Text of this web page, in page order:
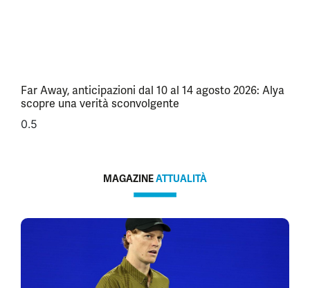
Far Away, anticipazioni dal 10 al 14 agosto 2026: Alya
scopre una verità sconvolgente
MAGAZINEATTUALITÀ